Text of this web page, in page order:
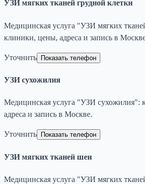
УЗИ мягких тканей грудной клетки
Медицинская услуга "УЗИ мягких
клиники, цены, адреса и запись в
Уточнить Показать телефон
УЗИ сухожилия
Медицинская услуга "УЗИ сухожилия":
адреса и запись в Москве.
Уточнить Показать телефон
УЗИ мягких тканей шеи
Медицинская услуга "УЗИ мягких